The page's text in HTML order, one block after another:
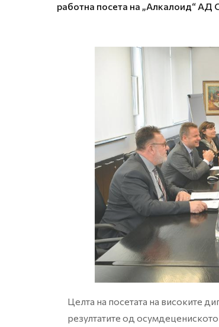
работна посета на „Алкалоид“ АД
Целта на посетата на високите
резултатите од